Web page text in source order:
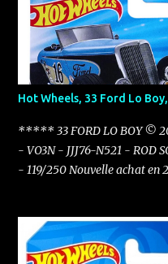
Hot Wheels, 33 Ford Lo
***** 33 FORD LO BOY ©
- VO3N - JJJ76-N521 - ROD
- 119/250 Nouvelle achat en